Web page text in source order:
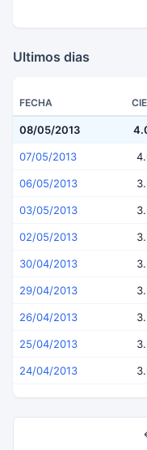
Ultimos dias
FECHA
08/05/2013
07/05/2013
06/05/2013
03/05/2013
02/05/2013
30/04/2013
29/04/2013
26/04/2013
25/04/2013
24/04/2013